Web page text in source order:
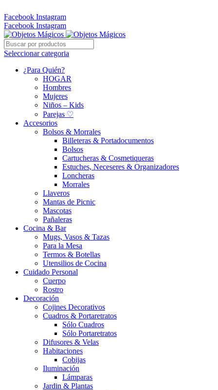
Facebook Instagram
Facebook Instagram
Seleccionar categoria
¿Para Quién?
HOGAR
Hombres
Mujeres
Niños – Kids
Parejas ♡
Accesorios
Bolsos & Morrales
Billeteras & Portadocumentos
Bolsos
Cartucheras & Cosmetiqueras
Estuches, Neceseres & Organizadores
Loncheras
Morrales
Llaveros
Mantas de Picnic
Mascotas
Pañaleras
Cocina & Bar
Mugs, Vasos & Tazas
Para la Mesa
Termos & Botellas
Utensilios de Cocina
Cuidado Personal
Cuerpo
Rostro
Decoración
Cojines Decorativos
Cuadros & Portaretratos
Sólo Cuadros
Sólo Portaretratos
Difusores & Velas
Habitaciones
Cobijas
Iluminación
Lámparas
Jardin & Plantas